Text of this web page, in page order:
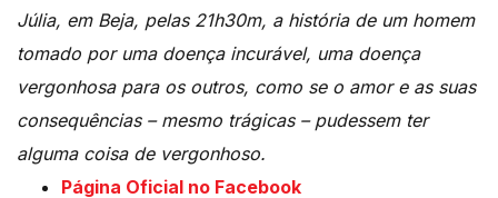
Júlia, em Beja, pelas 21h30m, a história de um homem
tomado por uma doença incurável, uma doença
vergonhosa para os outros, como se o amor e as suas
consequências – mesmo trágicas – pudessem ter
alguma coisa de vergonhoso.
Página Oficial no Facebook